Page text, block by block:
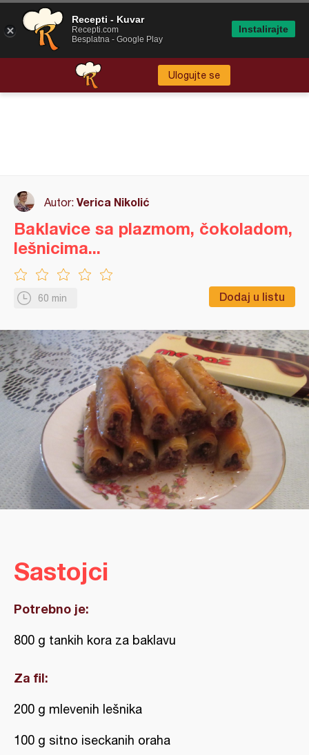
Ulogujte se
Autor: Verica Nikolić
60 min Dodaj u listu
Baklavice sa plazmom, čokoladom,
lešnicima...
Sastojci
Potrebno je:
800 g tankih kora za baklavu
Za fil:
200 g mlevenih lešnika
100 g sitno iseckanih oraha
Recepti - Kuvar
Recepti.com
Besplatna - Google Play
Instalirajte